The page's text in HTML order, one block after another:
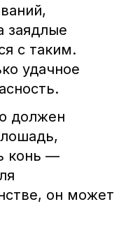
заядлые
с таким.
удачное
должен
конь —
он может